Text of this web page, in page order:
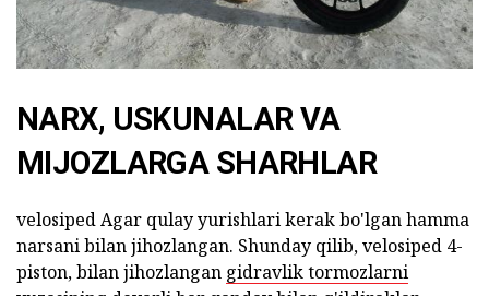
NARX, USKUNALAR VA
MIJOZLARGA SHARHLAR
velosiped Agar qulay yurishlari kerak bo'lgan hamma
narsani bilan jihozlangan. Shunday qilib, velosiped 4-
piston, bilan jihozlangan gidravlik tormozlarni